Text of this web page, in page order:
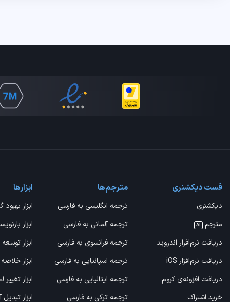
فست دیکشنری
دیکشنری
مترجم
AI
دریافت نرم‌افزار اندروید
دریافت نرم‌افزار iOS
دریافت افزونه‌ی کروم
خرید اشتراک
مترجم‌ها
ترجمه انگلیسی به فارسی
ترجمه آلمانی به فارسی
ترجمه فرانسوی به فارسی
ترجمه اسپانیایی به فارسی
ترجمه ایتالیایی به فارسی
ترجمه ترکی به فارسی
ابزارها
ابزار بهبود
ابزار
ابزار توسعه
ابزار
ابزار
ابزار